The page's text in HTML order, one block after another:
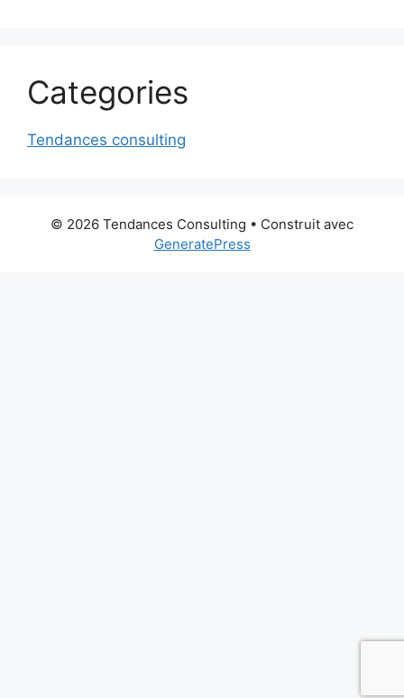
Categories
Tendances consulting
© 2026 Tendances Consulting • Construit avec
GeneratePress